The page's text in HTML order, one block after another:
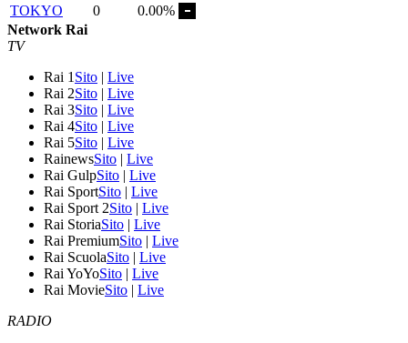
TOKYO
0
0.00%
Network Rai
TV
Rai 1 Sito | Live
Rai 2Sito | Live
Rai 3Sito | Live
Rai 4Sito | Live
Rai 5Sito | Live
RainewsSito | Live
Rai GulpSito | Live
Rai SportSito | Live
Rai Sport 2Sito | Live
Rai StoriaSito | Live
Rai PremiumSito | Live
Rai ScuolaSito | Live
Rai YoYoSito | Live
Rai MovieSito | Live
RADIO